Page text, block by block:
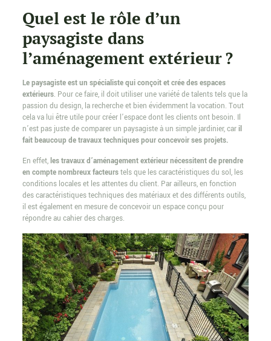
Quel est le rôle d’un
paysagiste dans
l’aménagement extérieur ?
Le paysagiste est un spécialiste qui conçoit et crée des espaces
extérieurs. Pour ce faire, il doit utiliser une variété de talents tels que la
passion du design, la recherche et bien évidemment la vocation. Tout
cela va lui être utile pour créer l’espace dont les clients ont besoin. Il
n’est pas juste de comparer un paysagiste à un simple jardinier, caril
fait beaucoup de travaux techniques pour concevoir ses projets.
En effet,les travaux d’aménagement extérieur nécessitent de prendre
en compte nombreux facteurstels que les caractéristiques du sol, les
conditions locales et les attentes du client. Par ailleurs, en fonction
des caractéristiques techniques des matériaux et des différents outils,
il est également en mesure de concevoir un espace conçu pour
répondre au cahier des charges.